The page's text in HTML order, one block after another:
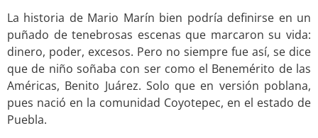
La historia de Mario Marín bien podría definirse en un
puñado de tenebrosas escenas que marcaron su vida:
dinero, poder, excesos. Pero no siempre fue así, se dice
que de niño soñaba con ser como el Benemérito de las
Américas, Benito Juárez. Solo que en versión poblana,
pues nació en la comunidad Coyotepec, en el estado de
Puebla.